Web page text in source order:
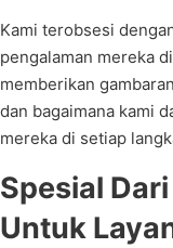
Kami terobsesi
pengalaman mereka
memberikan
dan bagaimana kami
mereka di setiap
Spesial
Untuk